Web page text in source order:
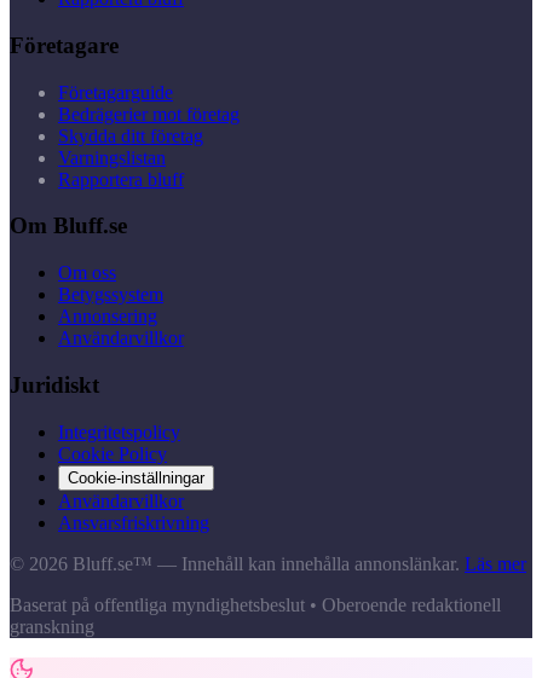
Företagare
Företagarguide
Bedrägerier mot företag
Skydda ditt företag
Varningslistan
Rapportera bluff
Om Bluff.se
Om oss
Betygssystem
Annonsering
Användarvillkor
Juridiskt
Integritetspolicy
Cookie Policy
Cookie-inställningar
Användarvillkor
Ansvarsfriskrivning
© 2026 Bluff.se™ — Innehåll kan innehålla annonslänkar. Läs mer
Baserat på offentliga myndighetsbeslut • Oberoende redaktionell
granskning